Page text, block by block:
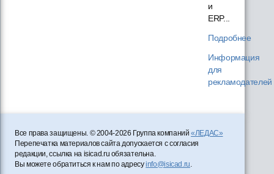
и
ERP...
Подробнее
Информация
для
рекламодателей
Все права защищены. © 2004-2026 Группа компаний«ЛЕДАС»
Перепечатка материалов сайта допускается с согласия
редакции, ссылка на isicad.ru обязательна.
Вы можете обратиться к нам по адресуinfo@isicad.ru.